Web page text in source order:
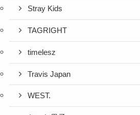
Stray Kids
TAGRIGHT
timelesz
Travis Japan
WEST.